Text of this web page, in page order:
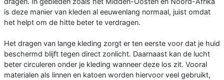
is deze manier van kleden al eeuwenlang normaal, juist omdat
het helpt om de hitte beter te verdragen.
Het dragen van lange kleding zorgt er ten eerste voor dat je huid
beschermd blijft tegen direct zonlicht. Daarnaast kan de lucht
beter circuleren onder je kleding wanneer deze los zit. Vooral
materialen als linnen en katoen worden hiervoor veel gebruikt,